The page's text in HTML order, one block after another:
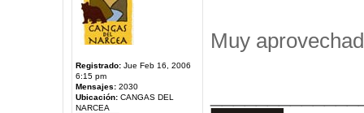
Registrado:Jue Feb 16, 2006
6:15 pm
Mensajes:2030
Ubicación:CANGAS DEL
NARCEA
Muy